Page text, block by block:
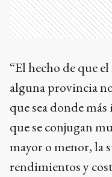
“El hecho de que
alguna provincia
que sea donde
que se conjugan
mayor o menor, la
rendimientos y